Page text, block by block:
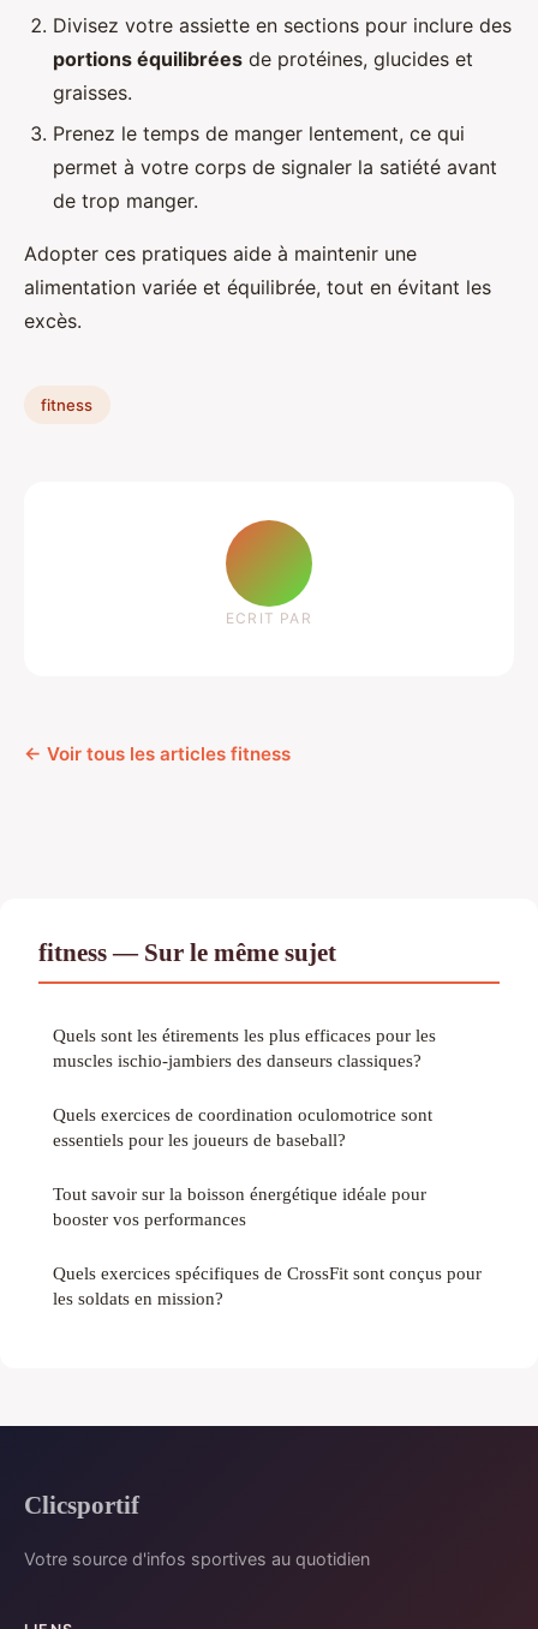
Divisez votre assiette en sections pour inclure des
portions équilibrées de protéines, glucides et
graisses.
Prenez le temps de manger lentement, ce qui
permet à votre corps de signaler la satiété avant
de trop manger.
Adopter ces pratiques aide à maintenir une
alimentation variée et équilibrée, tout en évitant les
excès.
fitness
ECRIT PAR
← Voir tous les articles fitness
fitness — Sur le même sujet
Quels sont les étirements les plus efficaces pour les
muscles ischio-jambiers des danseurs classiques?
Quels exercices de coordination oculomotrice sont
essentiels pour les joueurs de baseball?
Tout savoir sur la boisson énergétique idéale pour
booster vos performances
Quels exercices spécifiques de CrossFit sont conçus pour
les soldats en mission?
Clicsportif
Votre source d'infos sportives au quotidien